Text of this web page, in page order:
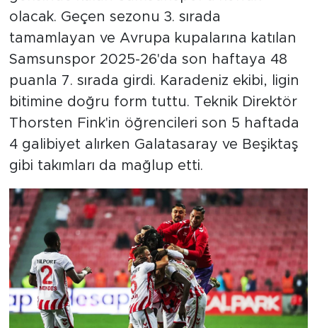
olacak. Geçen sezonu 3. sırada
tamamlayan ve Avrupa kupalarına katılan
Samsunspor 2025-26'da son haftaya 48
puanla 7. sırada girdi. Karadeniz ekibi, ligin
bitimine doğru form tuttu. Teknik Direktör
Thorsten Fink'in öğrencileri son 5 haftada
4 galibiyet alırken Galatasaray ve Beşiktaş
gibi takımları da mağlup etti.